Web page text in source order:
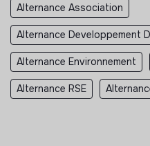
Alternance Association
Alternance Developpement
Alternance Environnement
Alternance RSE